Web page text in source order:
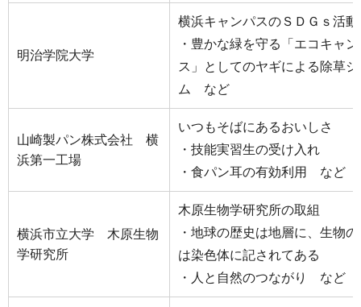
明治学院大学
横浜キャンパスのＳＤＧｓ活動
・豊かな緑を守る「エコキャ
ス」としてのヤギによる除草
ム など
山崎製パン株式会社 横
浜第一工場
いつもそばにあるおいしさ
・技能実習生の受け入れ
・食パン耳の有効利用 など
横浜市立大学 木原生物
学研究所
木原生物学研究所の取組
・地球の歴史は地層に、生物
は染色体に記されてある
・人と自然のつながり など